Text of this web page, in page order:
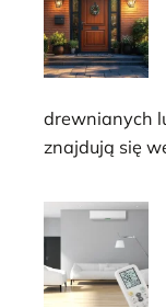
drewnianych
znajdują się